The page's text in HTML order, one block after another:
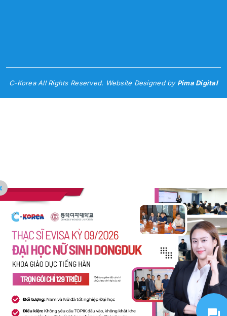
C-Korea All Rights Reserved. Website Designed by Pima Digital